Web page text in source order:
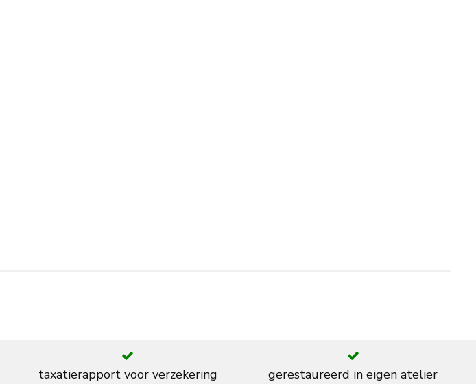
taxatierapport voor verzekering gerestaureerd in eigen atelier